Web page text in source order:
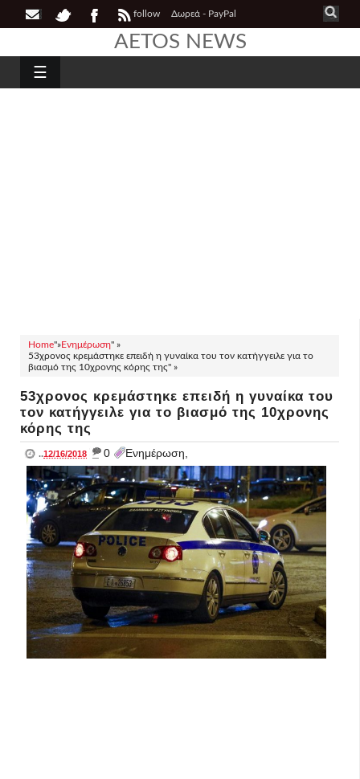
follow Δωρεά - PayPal
AETOS NEWS
☰
Home"»Ενημέρωση" »
53χρονος κρεμάστηκε επειδή η γυναίκα του τον κατήγγειλε για το
βιασμό της 10χρονης κόρης της" »
53χρονος κρεμάστηκε επειδή η γυναίκα του
τον κατήγγειλε για το βιασμό της 10χρονης
κόρης της
..12/16/2018 _ 0 Ενημέρωση,